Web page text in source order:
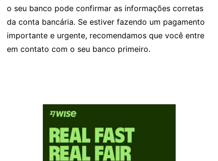
o seu banco pode confirmar as informações corretas
da conta bancária. Se estiver fazendo um pagamento
importante e urgente, recomendamos que você entre
em contato com o seu banco primeiro.